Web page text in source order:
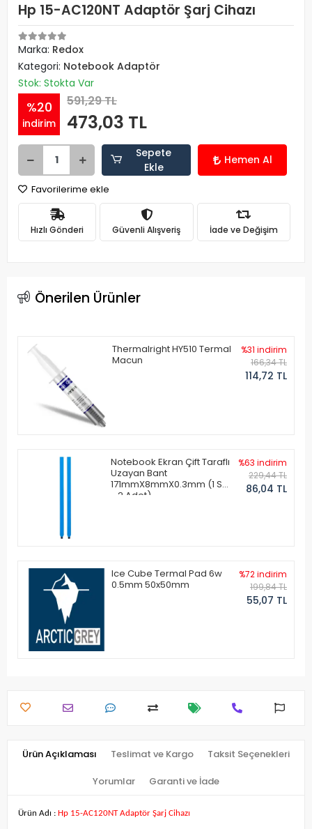
Hp 15-AC120NT Adaptör Şarj Cihazı
Marka: Redox
Kategori: Notebook Adaptör
Stok: Stokta Var
%20
indirim
591,29 TL
473,03 TL
Sepete
Ekle
Hemen Al
Favorilerime ekle
Hızlı Gönderi Güvenli Alışveriş İade ve Değişim
Önerilen Ürünler
Thermalright HY510 Termal
Macun
%31 indirim
166,34 TL
114,72 TL
Notebook Ekran Çift Taraflı
Uzayan Bant
171mmX8mmX0.3mm (1 Set
- 2 Adet)
%63 indirim
229,44 TL
86,04 TL
Ice Cube Termal Pad 6w
0.5mm 50x50mm
%72 indirim
199,84 TL
55,07 TL
Ürün Açıklaması Teslimat ve Kargo Taksit Seçenekleri
Yorumlar Garanti ve İade
Ürün Adı : Hp 15-AC120NT Adaptör Şarj Cihazı